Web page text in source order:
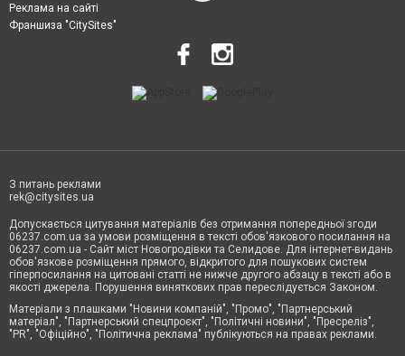
Реклама на сайті
Франшиза "CitySites"
З питань реклами
rek@citysites.ua
Допускається цитування матеріалів без отримання попередньої згоди
06237.com.ua за умови розміщення в тексті обов'язкового посилання на
06237.com.ua - Сайт міст Новогродівки та Селидове. Для інтернет-видань
обов'язкове розміщення прямого, відкритого для пошукових систем
гіперпосилання на цитовані статті не нижче другого абзацу в тексті або в
якості джерела. Порушення виняткових прав переслідується Законом.
Матеріали з плашками "Новини компаній", "Промо", "Партнерський
матеріал", "Партнерський спецпроєкт", "Політичні новини", "Пресреліз",
"PR", "Офіційно", "Політична реклама" публікуються на правах реклами.